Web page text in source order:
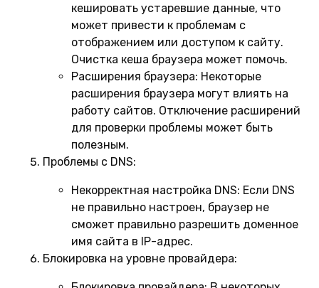
кешировать устаревшие данные, что
может привести к проблемам с
отображением или доступом к сайту.
Очистка кеша браузера может помочь.
Расширения браузера: Некоторые
расширения браузера могут влиять на
работу сайтов. Отключение расширений
для проверки проблемы может быть
полезным.
Проблемы с DNS:
Некорректная настройка DNS: Если DNS
не правильно настроен, браузер не
сможет правильно разрешить доменное
имя сайта в IP-адрес.
Блокировка на уровне провайдера: